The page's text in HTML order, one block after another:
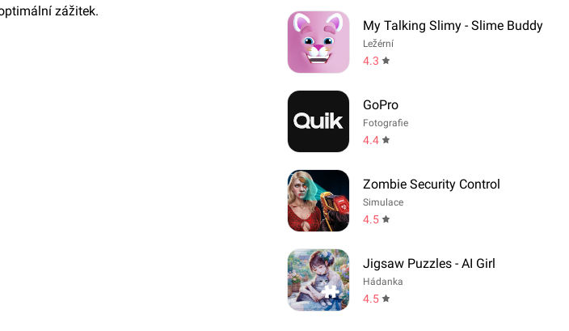
zážitek.
My Talking Slimy - Slime Buddy
Ležérní
4.3
GoPro
Fotografie
4.4
Zombie Security Control
Simulace
4.5
Jigsaw Puzzles - AI Girl
Hádanka
4.5